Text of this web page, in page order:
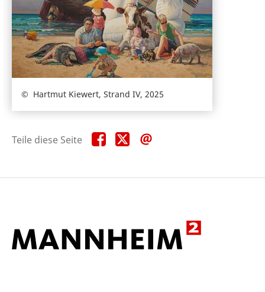
Hartmut Kiewert, Strand IV, 2025
Teile diese Seite Teile
diese
Teile
diese